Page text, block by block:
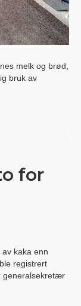
melk og brød,
bruk av
for
kaka enn
registrert
generalsekretær